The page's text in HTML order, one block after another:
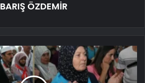
BARIŞ ÖZDEMİR